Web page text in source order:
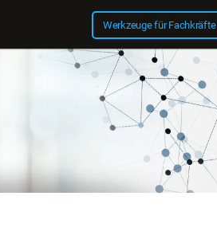
Werkzeuge für Fachkräfte